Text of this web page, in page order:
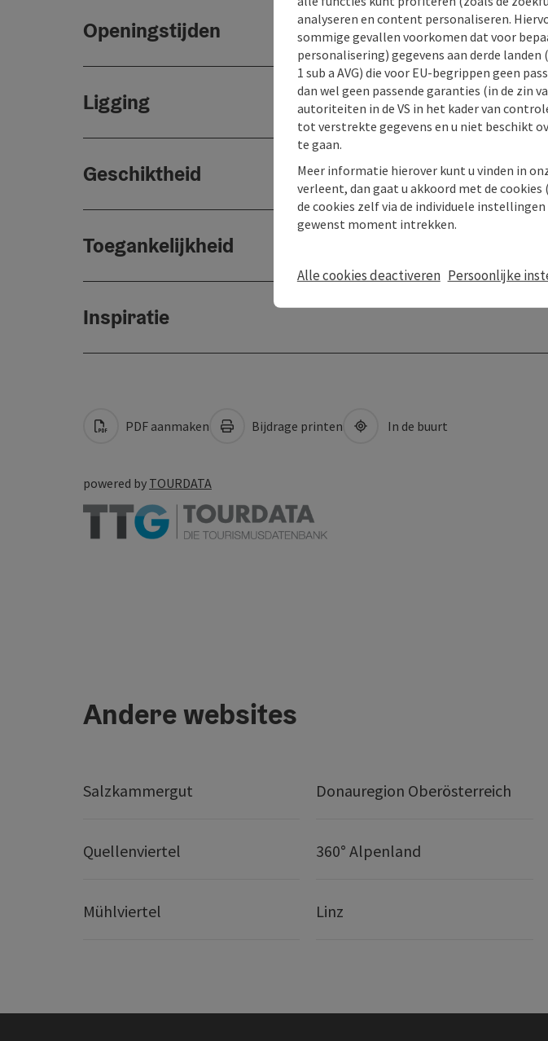
Openingstijden
Ligging
Geschiktheid
Toegankelijkheid
Inspiratie
PDF aanmaken Bijdrage printen In de buurt
powered by TOURDATA
Andere websites
Salzkammergut Donauregion Oberösterreich
Quellenviertel 360° Alpenland
Mühlviertel Linz
analyseren en content personaliseren.
sommige gevallen voorkomen dat voor
personalisering) gegevens aan derde landen
1 sub a AVG) die voor EU-begrippen geen
dan wel geen passende garanties (in de zin
autoriteiten in de VS in het kader van
tot verstrekte gegevens en u niet beschikt
te gaan.
Meer informatie hierover kunt u vinden in
verleent, dan gaat u akkoord met de cookies
de cookies zelf via de individuele
gewenst moment intrekken.
Alle cookies deactiveren Persoonlijke